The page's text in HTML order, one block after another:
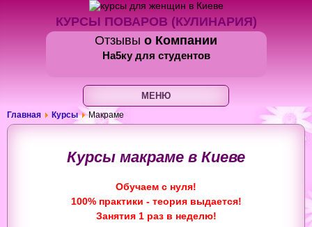
КУРСЫ ПОВАРОВ (КУЛИНАРИЯ)
Отзывы о Компании
На5кудля студентов
МЕНЮ
Главная Курсы Макраме
Курсы макраме в Киеве
Обучаем с нуля!
100% практики - теория выдается!
Занятия 1 раз в неделю!